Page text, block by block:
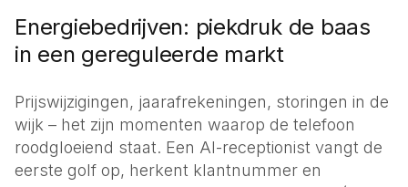
Energiebedrijven: piekdruk de baas
in een gereguleerde markt
Prijswijzigingen, jaarafrekeningen, storingen in de
wijk – het zijn momenten waarop de telefoon
roodgloeiend staat. Een AI-receptionist vangt de
eerste golf op, herkent klantnummer en